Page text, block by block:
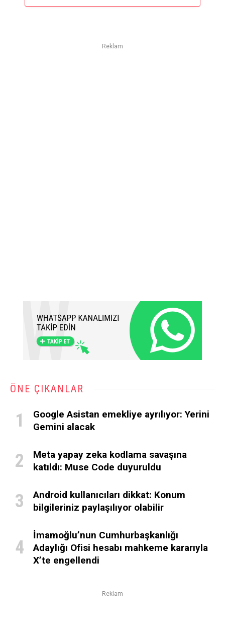
Reklam
ÖNE ÇIKANLAR
Google Asistan emekliye ayrılıyor: Yerini
Gemini alacak
Meta yapay zeka kodlama savaşına
katıldı: Muse Code duyuruldu
Android kullanıcıları dikkat: Konum
bilgileriniz paylaşılıyor olabilir
İmamoğlu’nun Cumhurbaşkanlığı
Adaylığı Ofisi hesabı mahkeme kararıyla
X’te engellendi
Reklam